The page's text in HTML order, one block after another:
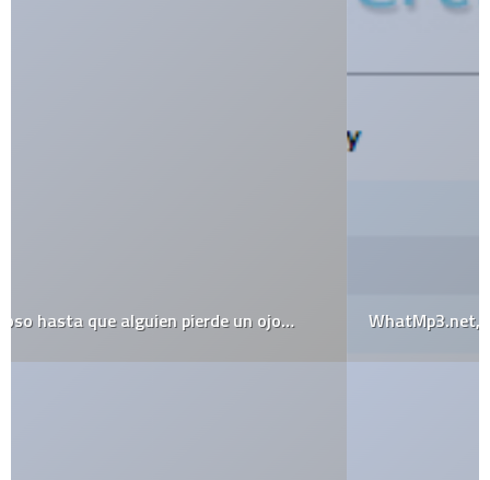
WhatMp3.net, el mejor buscador de mp3 (a la fecha)